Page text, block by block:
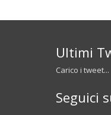
Ultimi
Carico i tweet...
Seguici